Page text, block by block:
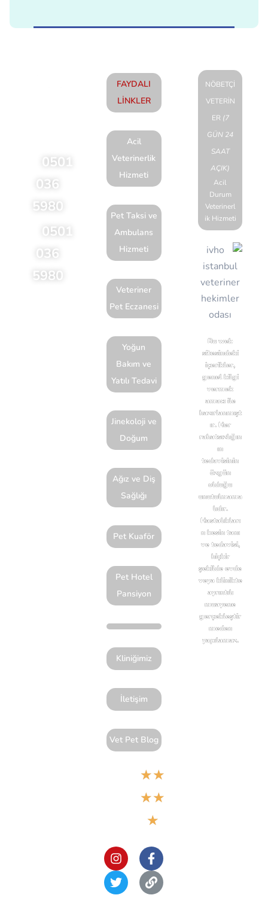
0501
036
5980
0501
036
5980
FAYDALI
LİNKLER
Acil
Veterinerlik
Hizmeti
Pet Taksi ve
Ambulans
Hizmeti
Veteriner
Pet Eczanesi
Yoğun
Bakım ve
Yatılı Tedavi
Jinekoloji ve
Doğum
Ağız ve Diş
Sağlığı
Pet Kuaför
Pet Hotel
Pansiyon
Kliniğimiz
İletişim
Vet Pet Blog
★★
★★
★
NÖBETÇİ
VETERİN
ER (7
GÜN 24
SAAT
AÇIK)
Acil
Durum
Veterinerl
ik Hizmeti
Bu web
sitesindeki
içerikler,
genel bilgi
vermek
amacı ile
hazırlanmışt
ır. Her
rahatsızlığın
ın
tedavisinin
özgün
olduğu
unutulmama
lıdır.
Hastalıkları
n kesin tanı
ve tedavisi,
hiçbir
şekilde evde
veya klinikte
ayrıntılı
muayene
gerçekleştir
meden
yapılamaz.